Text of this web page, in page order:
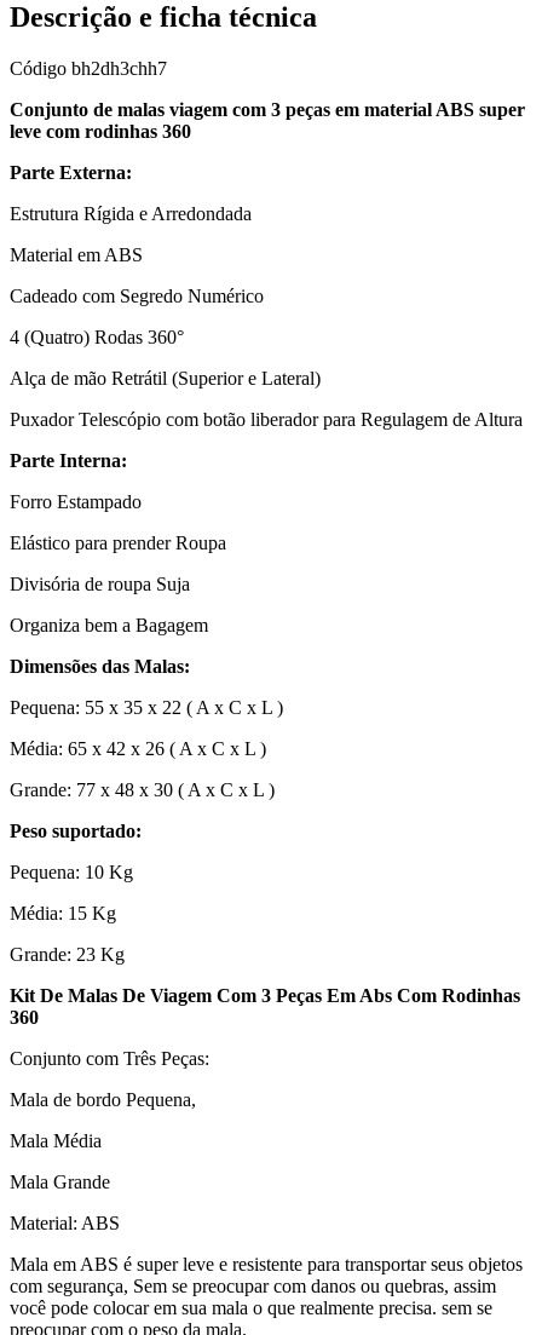
Descrição e ficha técnica
Código bh2dh3chh7
Conjunto de malas viagem com 3 peças em material ABS super
leve com rodinhas 360
Parte Externa:
Estrutura Rígida e Arredondada
Material em ABS
Cadeado com Segredo Numérico
4 (Quatro) Rodas 360°
Alça de mão Retrátil (Superior e Lateral)
Puxador Telescópio com botão liberador para Regulagem de Altura
Parte Interna:
Forro Estampado
Elástico para prender Roupa
Divisória de roupa Suja
Organiza bem a Bagagem
Dimensões das Malas:
Pequena: 55 x 35 x 22 ( A x C x L )
Média: 65 x 42 x 26 ( A x C x L )
Grande: 77 x 48 x 30 ( A x C x L )
Peso suportado:
Pequena: 10 Kg
Média: 15 Kg
Grande: 23 Kg
Kit De Malas De Viagem Com 3 Peças Em Abs Com Rodinhas
360
Conjunto com Três Peças:
Mala de bordo Pequena,
Mala Média
Mala Grande
Material: ABS
Mala em ABS é super leve e resistente para transportar seus objetos
com segurança, Sem se preocupar com danos ou quebras, assim
você pode colocar em sua mala o que realmente precisa. sem se
preocupar com o peso da mala.